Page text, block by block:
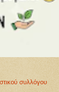
συλλόγου